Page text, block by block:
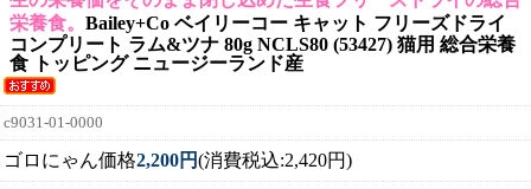
栄養食。 Bailey+Co ベイリーコー キャット フリーズドライ
コンプリート ラム&ツナ 80g NCLS80 (53427) 猫用 総合栄養
食 トッピング ニュージーランド産
c9031-01-0000
ゴロにゃん価格2,200円(消費税込:2,420円)